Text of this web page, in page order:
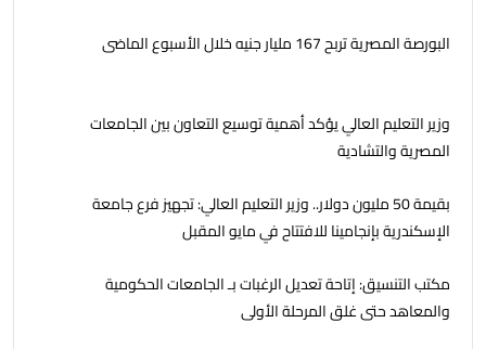
البورصة المصرية تربح 167 مليار جنيه خلال الأسبوع الماضى
وزير التعليم العالي يؤكد أهمية توسيع التعاون بين الجامعات
المصرية والتشادية
بقيمة 50 مليون دولار.. وزير التعليم العالي: تجهيز فرع جامعة
الإسكندرية بإنجامينا للافتتاح في مايو المقبل
مكتب التنسيق: إتاحة تعديل الرغبات بـ الجامعات الحكومية
والمعاهد حتى غلق المرحلة الأولى